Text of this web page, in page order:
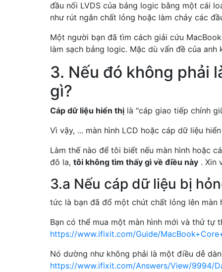
đầu nối LVDS của bảng logic bằng một cái
như rút ngắn chất lỏng hoặc làm chảy các
Một người bạn đã tìm cách giải cứu
làm sạch bảng logic. Mặc dù vấn đề của
3. Nếu đó không phải
gì?
Cáp dữ liệu hiển thị là "cáp giao tiếp chính
Vì vậy, ... màn hình LCD hoặc cáp dữ liệu
Làm thế nào để tôi biết nếu màn hình hoặc
đô la, tôi không tìm thấy gì về điều này . Xin
3.a Nếu cáp dữ liệu bị
tức là bạn đã đổ một chút chất lỏng lên màn
Bạn có thể mua một màn hình mới và thử tự
https://www.ifixit.com/Guide/
Nó dường như không phải là một điều dễ
https://www.ifixit.com/Answers/View/9994/